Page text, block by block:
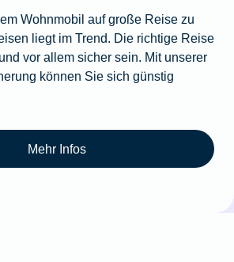
Wohnmobil auf große Reise zu
liegt im Trend. Die richtige Reise
vor allem sicher sein. Mit unserer
können Sie sich günstig
Mehr Infos